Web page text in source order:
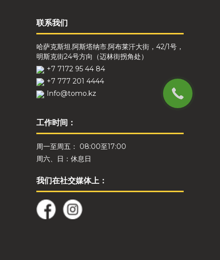
联系我们
哈萨克斯坦.阿斯塔纳市.阿布莱汗大街，42/1号，
明斯克街24号方向（迈林街拐角处）
+7 7172 95 44 84
+7 777 201 4444
Info@tomo.kz
工作时间：
周一至周五： 08:00至17:00
周六、日：休息日
我们在社交媒体上：